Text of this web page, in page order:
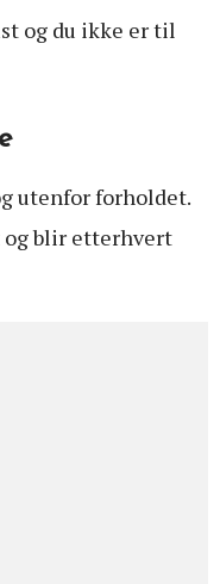
og du ikke er til
utenfor forholdet.
blir etterhvert